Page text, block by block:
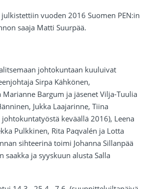
vuoden 2016 Suomen PEN:in
saaja Matti Suurpää.
johtokuntaan kuuluivat
Sirpa Kähkönen,
Bargum ja jäsenet Vilja-Tuulia
Jukka Laajarinne, Tiina
keväällä 2016), Leena
Pulkkinen, Rita Paqvalén ja Lotta
sihteerinä toimi Johanna Sillanpää
saakka ja syyskuun alusta Salla